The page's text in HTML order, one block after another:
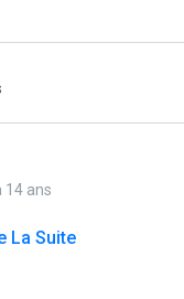
14 ans
La Suite